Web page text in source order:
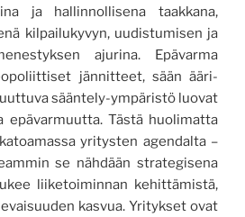
ja hallinnollisena taakkana,
kilpailukyvyn, uudistumisen ja
ajurina. Epävarma
jännitteet, sään ääri-
sääntely-ympäristö luovat
epävarmuutta. Tästä huolimatta
yritysten agendalta –
se nähdään strategisena
liiketoiminnan kehittämistä,
kasvua. Yritykset ovat